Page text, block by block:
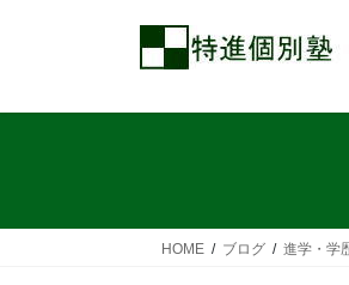
HOME ブログ 進学・学